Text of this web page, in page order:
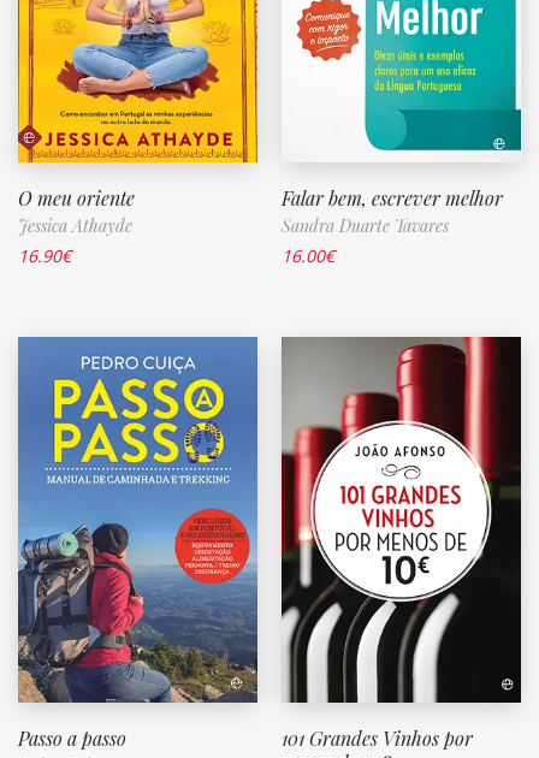
O meu oriente
Jessica Athayde
16.90€
Falar bem, escrever melhor
Sandra Duarte Tavares
16.00€
Passo a passo
101 Grandes Vinhos por